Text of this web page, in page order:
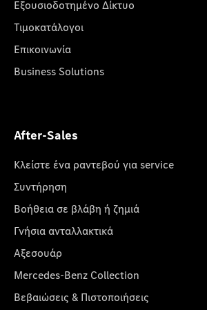
Εξουσιοδοτημένο Δίκτυο
Τιμοκατάλογοι
Επικοινωνία
Business Solutions
After-Sales
Κλείστε ένα ραντεβού για service
Συντήρηση
Βοήθεια σε βλάβη ή ζημιά
Γνήσια ανταλλακτικά
Αξεσουάρ
Mercedes-Benz Collection
Βεβαιώσεις & Πιστοποιήσεις